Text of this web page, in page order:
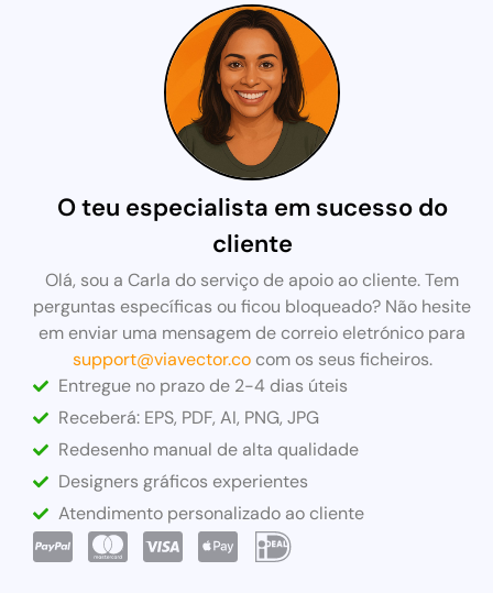
O teu especialista em sucesso do
cliente
Olá, sou a Carla do serviço de apoio ao cliente. Tem
perguntas específicas ou ficou bloqueado? Não hesite
em enviar uma mensagem de correio eletrónico para
support@viavector.cocom os seus ficheiros.
Entregue no prazo de 2-4 dias úteis
Receberá: EPS, PDF, AI, PNG, JPG
Redesenho manual de alta qualidade
Designers gráficos experientes
Atendimento personalizado ao cliente